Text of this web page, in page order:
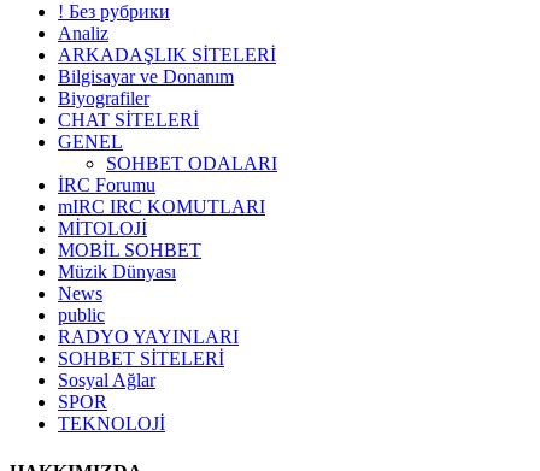
! Без рубрики
Analiz
ARKADAŞLIK SİTELERİ
Bilgisayar ve Donanım
Biyografiler
CHAT SİTELERİ
GENEL
SOHBET ODALARI
İRC Forumu
mIRC IRC KOMUTLARI
MİTOLOJİ
MOBİL SOHBET
Müzik Dünyası
News
public
RADYO YAYINLARI
SOHBET SİTELERİ
Sosyal Ağlar
SPOR
TEKNOLOJİ